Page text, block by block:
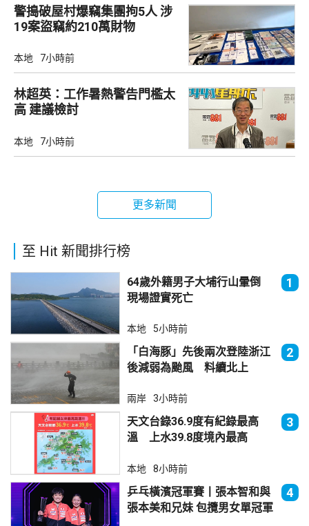
警搗破屋村爆竊集團拘5人 涉
19案盜竊約210萬財物
本地 7小時前
林超英：工作暑熱警告門檻太
高 建議檢討
本地 7小時前
更多新聞
至 Hit 新聞排行榜
64歲外籍男子大埔行山暈倒
現場證實死亡
1
本地 5小時前
「白海豚」先後兩次登陸浙江
後減弱為颱風 料續北上
2
兩岸 3小時前
天文台錄36.9度有紀錄最高
溫 上水39.8度境內最高
3
本地 8小時前
乒乓橫濱冠軍賽丨張本智和與
張本美和兄妹 包攬男女單冠軍
4